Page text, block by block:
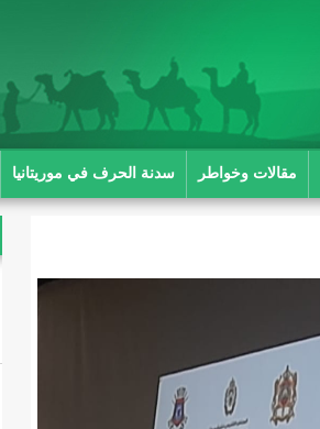
مقالات وخواطر سدنة الحرف في موريتانيا